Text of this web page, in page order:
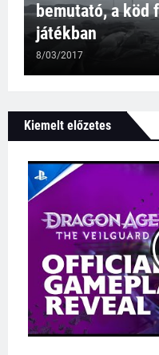
bemutató, a köd
játékban
8/03/2017
Kiemelt előzetes